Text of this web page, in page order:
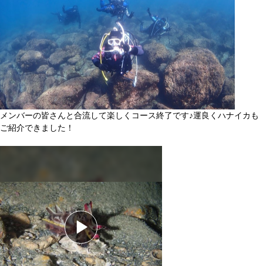
メンバーの皆さんと合流して楽しくコース終了です♪運良くハナイカも
ご紹介できました！